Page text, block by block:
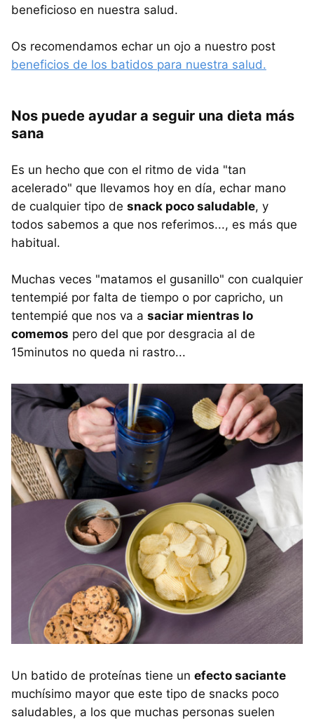
beneficioso en nuestra salud.
Os recomendamos echar un ojo a nuestro post
beneficios de los batidos para nuestra salud.
Nos puede ayudar a seguir una dieta más
sana
Es un hecho que con el ritmo de vida "tan
acelerado" que llevamos hoy en día, echar mano
de cualquier tipo de snack poco saludable, y
todos sabemos a que nos referimos..., es más que
habitual.
Muchas veces "matamos el gusanillo" con cualquier
tentempié por falta de tiempo o por capricho, un
tentempié que nos va a saciar mientras lo
comemos pero del que por desgracia al de
15minutos no queda ni rastro...
Un batido de proteínas tiene un efecto saciante
muchísimo mayor que este tipo de snacks poco
saludables, a los que muchas personas suelen